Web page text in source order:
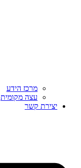
מרכז הידע
עצה מקומית
יצירת קשר